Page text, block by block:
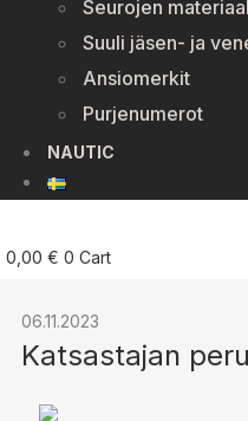
Seurojen
Suuli jäsen- ja
Ansiomerkit
Purjenumerot
NAUTIC
0,00 € 0 Cart
06.11.2023
Katsastajan